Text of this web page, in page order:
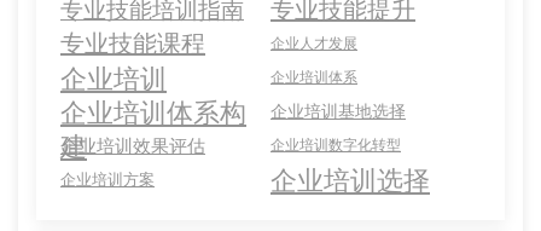
专业技能培训指南
专业技能提升
专业技能课程
企业人才发展
企业培训 企业培训体系
企业培训体系构
建
企业培训基地选择
企业培训效果评估 企业培训数字化转型
企业培训方案 企业培训选择